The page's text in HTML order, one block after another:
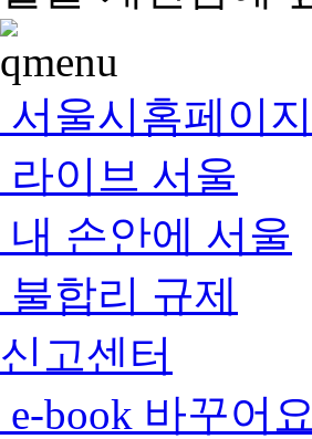
서울시홈페이지
라이브 서울
내 손안에 서울
불합리 규제
신고센터
e-book 바꾸어